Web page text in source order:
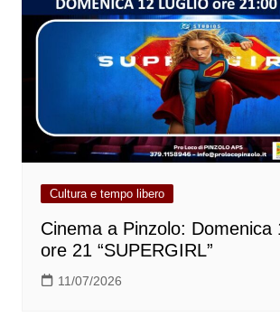
Cultura e tempo libero
Cinema a Pinzolo: Domenica
ore 21 “SUPERGIRL”
11/07/2026